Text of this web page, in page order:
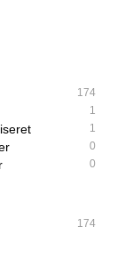
174
1
1
0
0
174